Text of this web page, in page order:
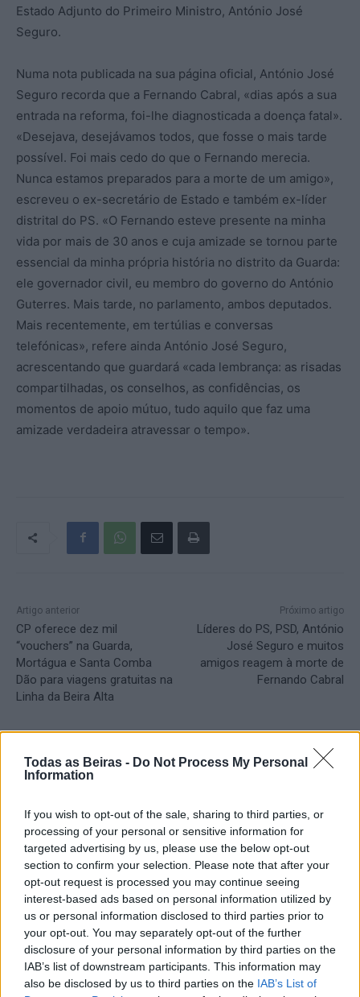
Todas as Beiras - Do Not Process My Personal
Information
If you wish to opt-out of the sale, sharing to third parties, or
processing of your personal or sensitive information for
targeted advertising by us, please use the below opt-out
section to confirm your selection. Please note that after your
opt-out request is processed you may continue seeing
interest-based ads based on personal information utilized by
us or personal information disclosed to third parties prior to
your opt-out. You may separately opt-out of the further
disclosure of your personal information by third parties on the
IAB’s list of downstream participants. This information may
also be disclosed by us to third parties on the IAB’s List of
Estado Adjunto do Primeiro Ministro, António José
Seguro.
Numa nota publicada na sua página oficial, António José
Seguro recorda que a Fernando Cabral, «dias após a sua
entrada na reforma, foi-lhe diagnosticada a doença fatal».
«Desejava, desejávamos todos, que fosse o mais tarde
possível. Foi mais cedo do que o Fernando merecia.
Nunca estamos preparados para a morte de um amigo»,
escreveu o ex-secretário de Estado e também ex-líder
distrital do PS. «O Fernando esteve presente na minha
vida por mais de 30 anos e cuja amizade se tornou parte
essencial da minha própria história no distrito da Guarda:
ele governador civil, eu membro do governo do António
Guterres. Mais tarde, no parlamento, ambos deputados.
Mais recentemente, em tertúlias e conversas
telefónicas», refere ainda António José Seguro,
acrescentando que guardará «cada lembrança: as risadas
compartilhadas, os conselhos, as confidências, os
momentos de apoio mútuo, tudo aquilo que faz uma
amizade verdadeira atravessar o tempo».
Artigo anterior
CP oferece dez mil
“vouchers” na Guarda,
Mortágua e Santa Comba
Dão para viagens gratuitas na
Linha da Beira Alta
Próximo artigo
Líderes do PS, PSD, António
José Seguro e muitos
amigos reagem à morte de
Fernando Cabral
Desporto
Joanes, recebe no Sábado etapa do
Campeonato Nacional de Supercross
06/08/2026
Cultura
Rick Estrin & The Nightcats abrem esta
noite o Festival de Blues da Guarda
06/08/2026
Grupo motard “Lobos do Asfalto” vai
realizar, no próximo Sábado, no Parque